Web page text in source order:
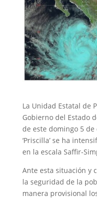
La Unidad Estatal de
Gobierno del Estado
de este domingo 5
‘Priscilla’ se ha
en la escala Saffir-
Ante esta situación y
la seguridad de la
manera provisional